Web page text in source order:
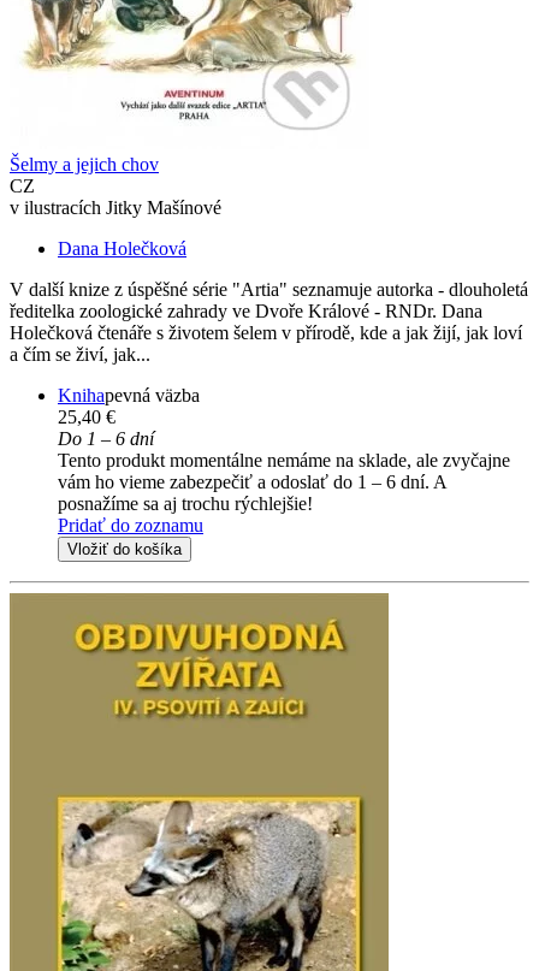
Šelmy a jejich chov
CZ
v ilustracích Jitky Mašínové
Dana Holečková
V další knize z úspěšné série "Artia" seznamuje autorka - dlouholetá
ředitelka zoologické zahrady ve Dvoře Králové - RNDr. Dana
Holečková čtenáře s životem šelem v přírodě, kde a jak žijí, jak loví
a čím se živí, jak...
Knihapevná väzba
25,40 €
Do 1 – 6 dní
Tento produkt momentálne nemáme na sklade, ale zvyčajne
vám ho vieme zabezpečiť a odoslať do 1 – 6 dní. A
posnažíme sa aj trochu rýchlejšie!
Pridať do zoznamu
Vložiť do košíka